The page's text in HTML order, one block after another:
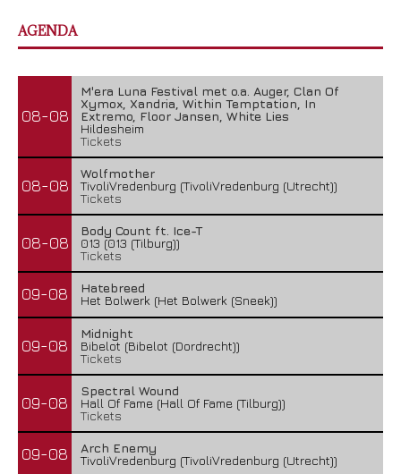
AGENDA
08-08
M'era Luna Festival met o.a. Auger, Clan Of
Xymox, Xandria, Within Temptation, In
Extremo, Floor Jansen, White Lies
Hildesheim
Tickets
08-08
Wolfmother
TivoliVredenburg (TivoliVredenburg (Utrecht))
Tickets
08-08
Body Count ft. Ice-T
013 (013 (Tilburg))
Tickets
09-08
Hatebreed
Het Bolwerk (Het Bolwerk (Sneek))
09-08
Midnight
Bibelot (Bibelot (Dordrecht))
Tickets
09-08
Spectral Wound
Hall Of Fame (Hall Of Fame (Tilburg))
Tickets
09-08
Arch Enemy
TivoliVredenburg (TivoliVredenburg (Utrecht))